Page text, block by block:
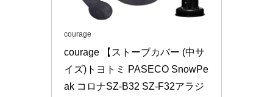
courage
courage 【ストーブカバー (中サ
イズ)トヨトミ PASECO SnowPe
ak コロナSZ-B32 SZ-F32アラジ